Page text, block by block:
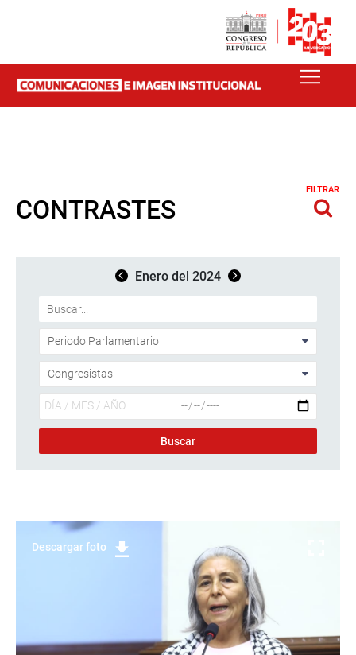
CONTRASTES
FILTRAR
Enero del 2024
Descargar foto